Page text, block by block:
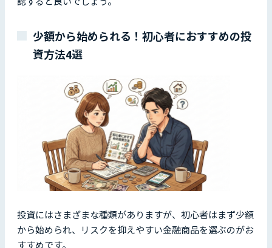
少額から始められる！初心者におすすめの投
資方法4選
投資にはさまざまな種類がありますが、初心者はまず少額
から始められ、リスクを抑えやすい金融商品を選ぶのがお
すすめです。